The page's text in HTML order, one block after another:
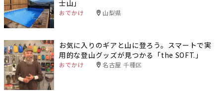
士山」
おでかけ 山梨県
お気に入りのギアと山に登ろう。スマートで実
用的な登山グッズが見つかる「the SOFT.」
おでかけ 名古屋 千種区